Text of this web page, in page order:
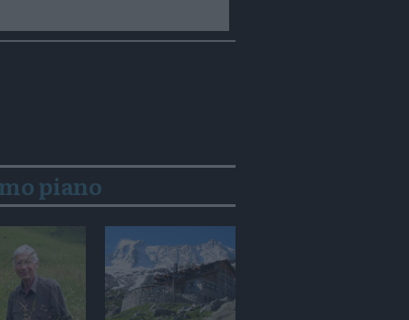
piano